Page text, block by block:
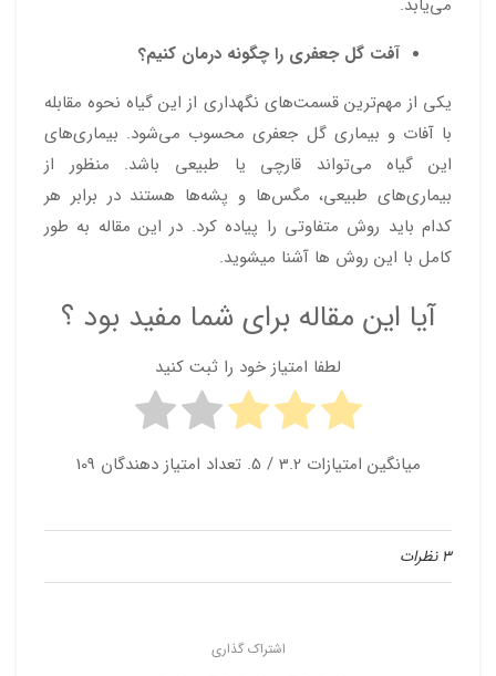
آفت گل جعفری را چگونه درمان کنیم؟
یکی از مهم‌ترین قسمت‌های نگهداری از این گیاه نحوه مقابله
با آفات و بیماری گل جعفری محسوب می‌شود. بیماری‌های
این گیاه می‌تواند قارچی یا طبیعی باشد. منظور از
بیماری‌های طبیعی، مگس‌ها و پشه‌ها هستند در برابر هر
کدام باید روش متفاوتی را پیاده کرد. در این مقاله به طور
کامل با این روش ها آشنا میشوید.
آیا این مقاله برای شما مفید بود ؟
لطفا امتیاز خود را ثبت کنید
میانگین امتیازات3.2 / 5. تعداد امتیاز دهندگان 109
3 نظرات
اشتراک گذاری